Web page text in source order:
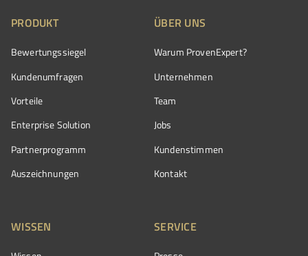
PRODUKT
Bewertungssiegel
Kundenumfragen
Vorteile
Enterprise Solution
Partnerprogramm
Auszeichnungen
ÜBER UNS
Warum ProvenExpert?
Unternehmen
Team
Jobs
Kundenstimmen
Kontakt
WISSEN SERVICE